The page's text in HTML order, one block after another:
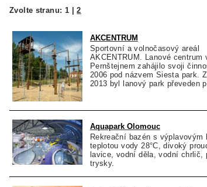
Zvolte stranu: 1 |2
AKCENTRUM
Sportovní a volnočasový areál
AKCENTRUM. Lanové centrum
Pernštejnem zahájilo svoji
2006 pod názvem Siesta park.
2013 byl lanový park převeden
Aquapark Olomouc
Rekreační bazén s výplavovým
teplotou vody 28°C, divoký
lavice, vodní děla, vodní chrlič,
trysky.